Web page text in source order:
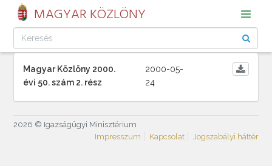
MAGYAR KÖZLÖNY
Magyar Közlöny 2000.
évi 50. szám 2. rész
2000-05-
24
2026 © Igazságügyi Minisztérium
Impresszum
Kapcsolat Jogszabályi háttér